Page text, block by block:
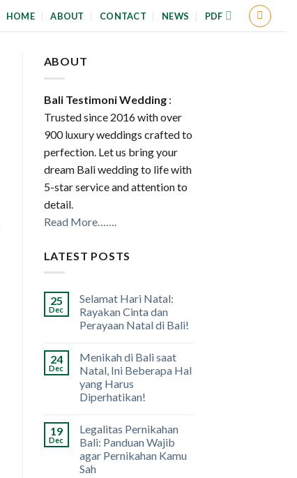
HOME ABOUT CONTACT NEWS PDF
ABOUT
Bali Testimoni Wedding:
Trusted since 2016 with over
900 luxury weddings crafted to
perfection. Let us bring your
dream Bali wedding to life with
5-star service and attention to
detail.
Read More…….
LATEST POSTS
25
Dec
Selamat Hari Natal:
Rayakan Cinta dan
Perayaan Natal di Bali!
24
Dec
Menikah di Bali saat
Natal, Ini Beberapa Hal
yang Harus
Diperhatikan!
19
Dec
Legalitas Pernikahan
Bali: Panduan Wajib
agar Pernikahan Kamu
Sah